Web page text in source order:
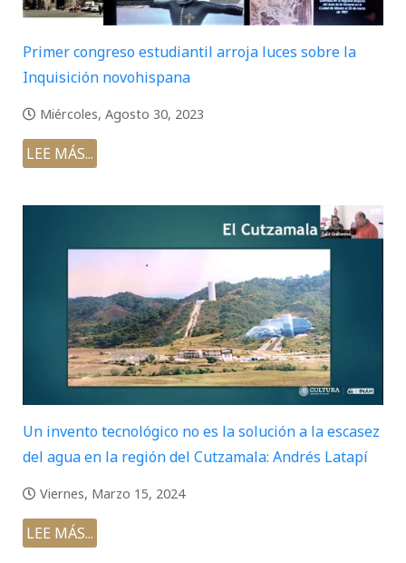
Primer congreso estudiantil arroja luces sobre la
Inquisición novohispana
Miércoles, Agosto 30, 2023
LEE MÁS...
Un invento tecnológico no es la solución a la escasez
del agua en la región del Cutzamala: Andrés Latapí
Viernes, Marzo 15, 2024
LEE MÁS...